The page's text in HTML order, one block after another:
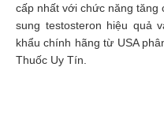
cấp nhất với chức năng tăng
sung testosteron hiệu quả
khẩu chính hãng từ USA
Thuốc Uy Tín.